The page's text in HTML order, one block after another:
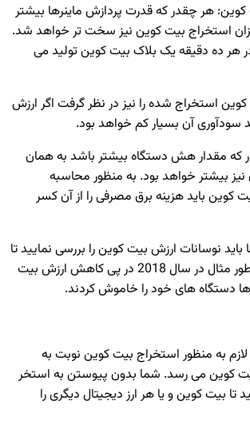
هر چقدر که قدرت پردازش ماینرها بیشتر
استخراج بیت کوین نیز سخت تر خواهد شد.
هر ده دقیقه یک بلاک بیت کوین تولید می
استخراج شده را نیز در نظر گرفت اگر ارزش
سودآوری آن بسیار کم خواهد بود.
که مقدار هش دستگاه بیشتر باشد به همان
بیشتر خواهد بود. به منظور محاسبه
کوین باید هزینه برق مصرفی را از آن کسر
نوسانات ارزش بیت کوین را بررسی نمایید تا
دچار ضرر نشوید. به طور مثال در سال 2018 در پی کاهش ارزش بیت
دستگاه های خود را خاموش کردند.
به منظور استخراج بیت کوین نوبت به
کوین می رسد. شما بدون پیوستن به استخر
تا بیت کوین و یا هر ارز دیجیتال دیگری را